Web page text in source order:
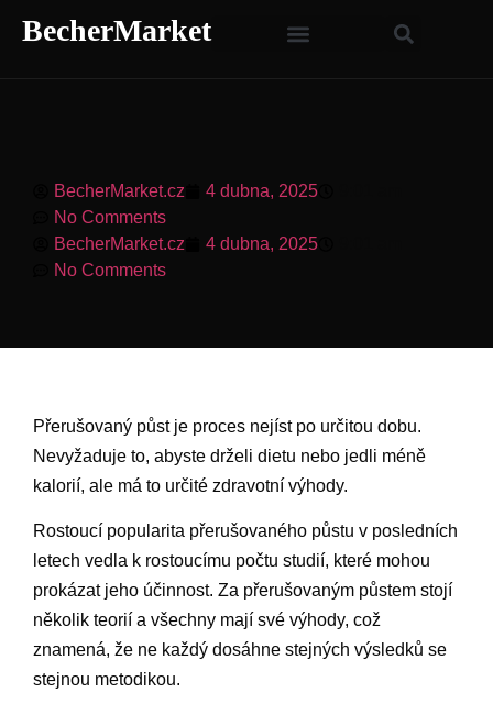
BecherMarket
BecherMarket.cz 4 dubna, 2025
No Comments
BecherMarket.cz
4 dubna, 2025
No Comments
Přerušovaný půst je proces nejíst po určitou dobu.
Nevyžaduje to, abyste drželi dietu nebo jedli méně
kalorií, ale má to určité zdravotní výhody.
Rostoucí popularita přerušovaného půstu v posledních
letech vedla k rostoucímu počtu studií, které mohou
prokázat jeho účinnost. Za přerušovaným půstem stojí
několik teorií a všechny mají své výhody, což
znamená, že ne každý dosáhne stejných výsledků se
stejnou metodikou.